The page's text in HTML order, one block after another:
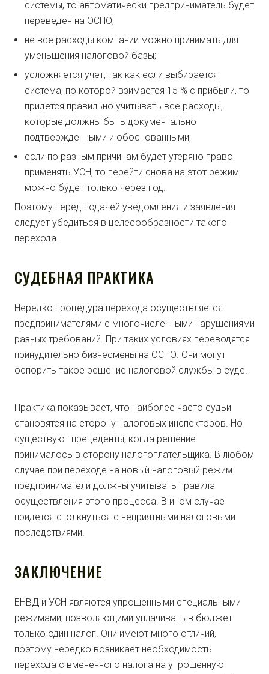
системы, то автоматически предприниматель будет
переведен на ОСНО;
не все расходы компании можно принимать для
уменьшения налоговой базы;
усложняется учет, так как если выбирается
система, по которой взимается 15 % с прибыли, то
придется правильно учитывать все расходы,
которые должны быть документально
подтвержденными и обоснованными;
если по разным причинам будет утеряно право
применять УСН, то перейти снова на этот режим
можно будет только через год.
Поэтому перед подачей уведомления и заявления
следует убедиться в целесообразности такого
перехода.
СУДЕБНАЯ ПРАКТИКА
Нередко процедура перехода осуществляется
предпринимателями с многочисленными нарушениями
разных требований. При таких условиях переводятся
принудительно бизнесмены на ОСНО. Они могут
оспорить такое решение налоговой службы в суде.
Практика показывает, что наиболее часто судьи
становятся на сторону налоговых инспекторов. Но
существуют прецеденты, когда решение
принималось в сторону налогоплательщика. В любом
случае при переходе на новый налоговый режим
предприниматели должны учитывать правила
осуществления этого процесса. В ином случае
придется столкнуться с неприятными налоговыми
последствиями.
ЗАКЛЮЧЕНИЕ
ЕНВД и УСН являются упрощенными специальными
режимами, позволяющими уплачивать в бюджет
только один налог. Они имеют много отличий,
поэтому нередко возникает необходимость
перехода с вмененного налога на упрощенную